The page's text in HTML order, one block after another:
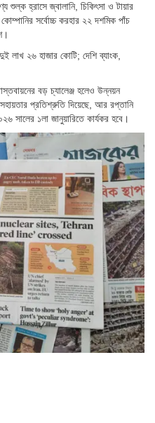
শুল্ক হ্রাসে জ্বালানি, চিকিৎসা ও টায়ার
সর্বোচ্চ করহার ২২ দশমিক পাঁচ
লাখ ২৬ হাজার কোটি; দেশি ব্যাংক,
বড় চ্যালেঞ্জ হলেও উন্নয়ন
প্রতিশ্রুতি দিয়েছে, আর রপ্তানি
সালের ১লা জানুয়ারিতে কার্যকর হবে।